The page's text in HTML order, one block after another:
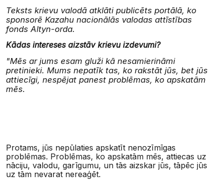
Teksts krievu valodā atklāti publicēts portālā, ko
sponsorē Kazahu nacionālās valodas attīstības
fonds Altyn-orda.
Kādas intereses aizstāv krievu izdevumi?
"Mēs ar jums esam gluži kā nesamierināmi
pretinieki. Mums nepatīk tas, ko rakstāt jūs, bet jūs
attiecīgi, nespējat panest problēmas, ko apskatām
mēs.
Protams, jūs nepūlaties apskatīt nenozīmīgas
problēmas. Problēmas, ko apskatām mēs, attiecas uz
nāciju, valodu, garīgumu, un tās aizskar jūs, tāpēc jūs
uz tām nevarat nereaģēt.